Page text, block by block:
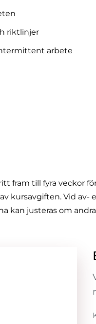
riktlinjer
arbete
fram till fyra veckor
kursavgiften. Vid
kan justeras om